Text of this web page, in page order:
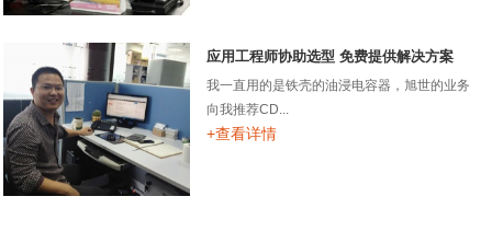
应用工程师协助选型 免费提供解决方案
我一直用的是铁壳的油浸电容器，旭世的业务
向我推荐CD...
+查看详情